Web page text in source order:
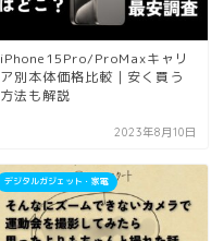
iPhone15Pro/ProMaxキャリ
ア別本体価格比較｜安く買う
方法も解説
2023年8月10日
デジタルガジェット・家電